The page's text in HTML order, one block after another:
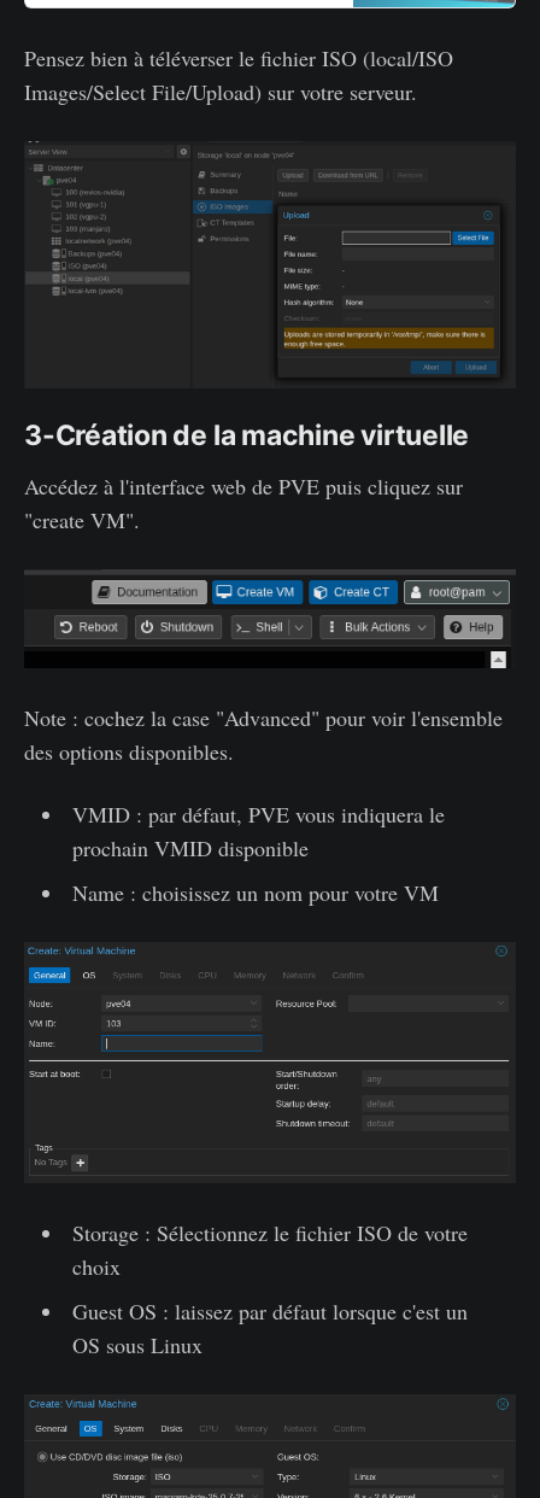
Pensez bien à téléverser le fichier ISO (local/ISO
Images/Select File/Upload) sur votre serveur.
3-Création de la machine virtuelle
Accédez à l'interface web de PVE puis cliquez sur
"create VM".
Note : cochez la case "Advanced" pour voir l'ensemble
des options disponibles.
VMID : par défaut, PVE vous indiquera le
prochain VMID disponible
Name : choisissez un nom pour votre VM
Storage : Sélectionnez le fichier ISO de votre
choix
Guest OS : laissez par défaut lorsque c'est un
OS sous Linux